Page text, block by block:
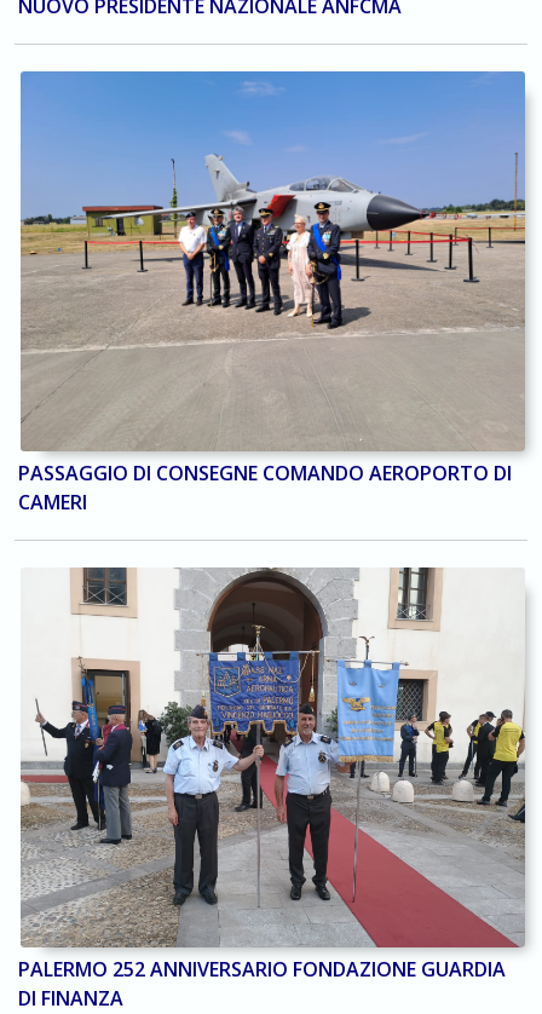
NUOVO PRESIDENTE NAZIONALE ANFCMA
PASSAGGIO DI CONSEGNE COMANDO AEROPORTO DI
CAMERI
PALERMO 252 ANNIVERSARIO FONDAZIONE GUARDIA
DI FINANZA